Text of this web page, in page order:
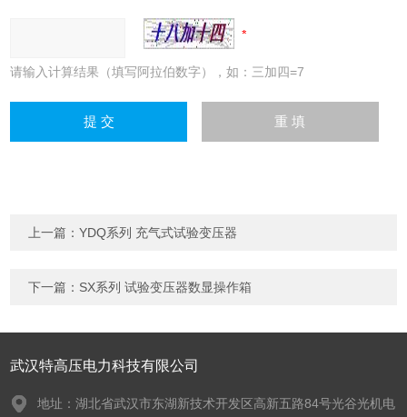
请输入计算结果（填写阿拉伯数字），如：三加四=7
上一篇：YDQ系列 充气式试验变压器
下一篇： SX系列 试验变压器数显操作箱
武汉特高压电力科技有限公司
地址：湖北省武汉市东湖新技术开发区高新五路84号光谷光机电